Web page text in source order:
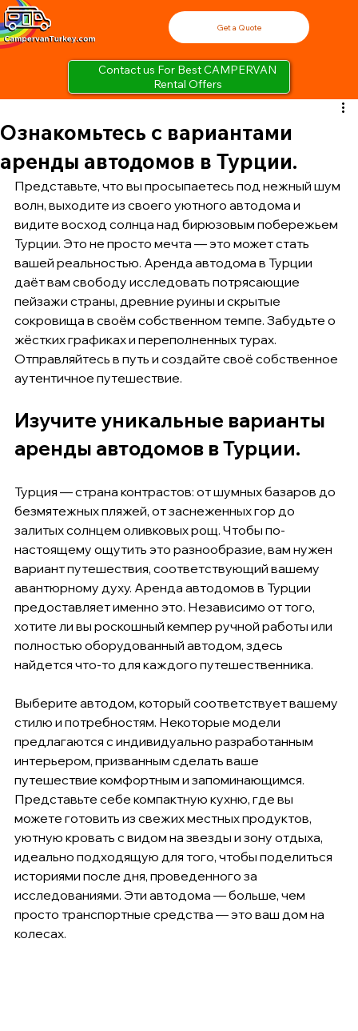
Contact us For Best CAMPERVAN
Rental Offers
Get a Quote
Ознакомьтесь с вариантами
аренды автодомов в Турции.
Представьте, что вы просыпаетесь под нежный шум
волн, выходите из своего уютного автодома и
видите восход солнца над бирюзовым побережьем
Турции. Это не просто мечта — это может стать
вашей реальностью. Аренда автодома в Турции
даёт вам свободу исследовать потрясающие
пейзажи страны, древние руины и скрытые
сокровища в своём собственном темпе. Забудьте о
жёстких графиках и переполненных турах.
Отправляйтесь в путь и создайте своё собственное
аутентичное путешествие.
Изучите уникальные варианты
аренды автодомов в Турции.
Турция — страна контрастов: от шумных базаров до
безмятежных пляжей, от заснеженных гор до
залитых солнцем оливковых рощ. Чтобы по-
настоящему ощутить это разнообразие, вам нужен
вариант путешествия, соответствующий вашему
авантюрному духу. Аренда автодомов в Турции
предоставляет именно это. Независимо от того,
хотите ли вы роскошный кемпер ручной работы или
полностью оборудованный автодом, здесь
найдется что-то для каждого путешественника.
Выберите автодом, который соответствует вашему
стилю и потребностям. Некоторые модели
предлагаются с индивидуально разработанным
интерьером, призванным сделать ваше
путешествие комфортным и запоминающимся.
Представьте себе компактную кухню, где вы
можете готовить из свежих местных продуктов,
уютную кровать с видом на звезды и зону отдыха,
идеально подходящую для того, чтобы поделиться
историями после дня, проведенного за
исследованиями. Эти автодома — больше, чем
просто транспортные средства — это ваш дом на
колесах.